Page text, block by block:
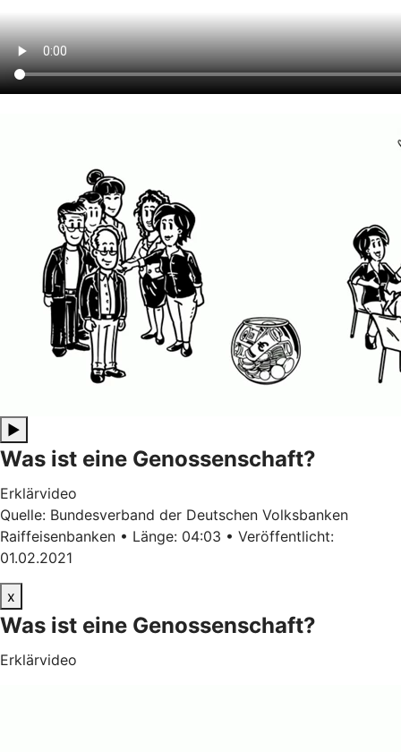
▶
Was ist eine Genossenschaft?
Erklärvideo
Quelle: Bundesverband der Deutschen Volksbanken
Raiffeisenbanken • Länge: 04:03 • Veröffentlicht:
01.02.2021
x
Was ist eine Genossenschaft?
Erklärvideo